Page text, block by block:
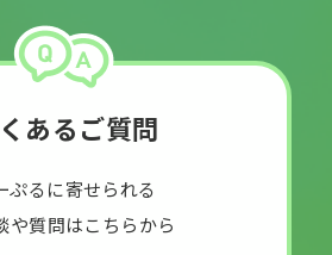
あるご質問
ぷるに寄せられる
や質問はこちらから